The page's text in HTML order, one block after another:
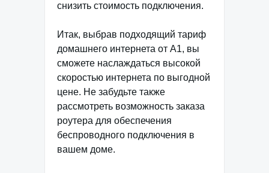
снизить стоимость подключения.
Итак, выбрав подходящий тариф
домашнего интернета от А1, вы
сможете наслаждаться высокой
скоростью интернета по выгодной
цене. Не забудьте также
рассмотреть возможность заказа
роутера для обеспечения
беспроводного подключения в
вашем доме.